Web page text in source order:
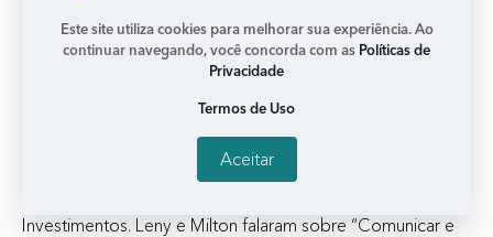
Expert 2018 – XP Investimentos
Nenhum comentário
Dra. Leny Kyrillos participou ao lado do jornalista Milton
Investimentos. Leny e Milton falaram sobre “Comunicar e
Este site utiliza cookies para melhorar sua experiência. Ao
continuar navegando, você concorda com as Políticas de
Privacidade
Termos de Uso
Aceitar